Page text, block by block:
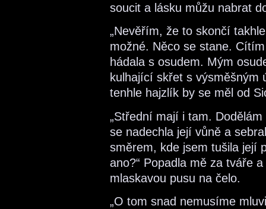
soucit a lásku můžu nabrat
„Nevěřím, že to skončí
možné. Něco se stane.
hádala s osudem. Mým
kulhající skřet s výsměšným
tenhle hajzlík by se měl od
„Střední mají i tam.
se nadechla její vůně a
směrem, kde jsem tušila její
ano?“ Popadla mě za tváře
mlaskavou pusu na čelo.
„O tom snad nemusíme